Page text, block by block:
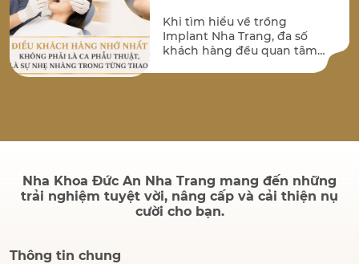
Đức An Nha Trang
Khi tìm hiểu về trồng
Implant Nha Trang, đa số
khách hàng đều quan tâm
đến hai vấn đề lớn nhất: kết
Nha Khoa Đức An Nha Trang mang đến những
trải nghiệm tuyệt vời, nâng cấp và cải thiện nụ
cười cho bạn.
Thông tin chung